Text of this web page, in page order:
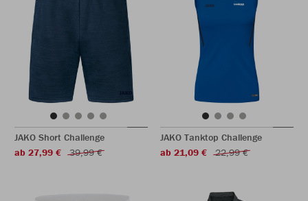
JAKO Short Challenge
ab 27,99 €
39,99 €
JAKO Tanktop Challenge
ab 21,09 €
22,99 €